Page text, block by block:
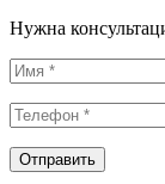
Нужна